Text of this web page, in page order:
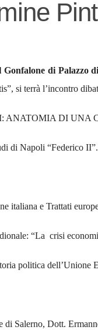
Gonfalone di Palazzo
, si terrà l’incontro
ANATOMIA DI UNA
di Napoli “Federico II”.
italiana e Trattati
“La crisi
politica dell’Unione
di Salerno, Dott.